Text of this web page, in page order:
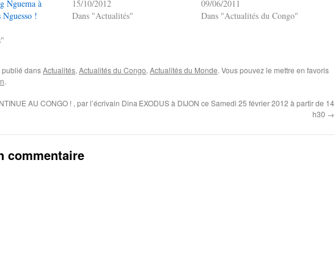
Nguema à
!
15/10/2012
Dans "Actualités"
09/06/2011
Dans "Actualités du Congo"
publié dansActualités, Actualités du Congo, Actualités du Monde. Vous pouvez le mettre en favoris
.
AU CONGO ! , par l’écrivain Dina EXODUS à DIJON ce Samedi 25 février 2012 à partir de 14
h30 →
commentaire